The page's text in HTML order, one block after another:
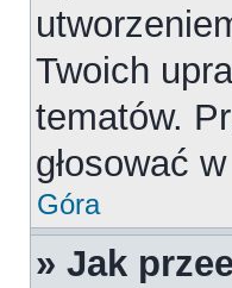
Twoich
tematów.
głosować
Góra
» Jak